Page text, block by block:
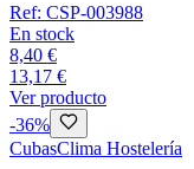
Ref: CSP-003988
En stock
8,40 €
13,17 €
Ver producto
-36%
CubasClima Hostelería